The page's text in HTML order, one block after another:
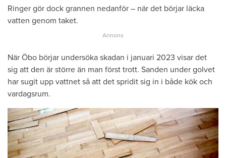
Ringer gör dock grannen nedanför – när det börjar läcka
vatten genom taket.
När Öbo börjar undersöka skadan i januari 2023 visar det
sig att den är större än man först trott. Sanden under golvet
har sugit upp vattnet så att det spridit sig in i både kök och
vardagsrum.